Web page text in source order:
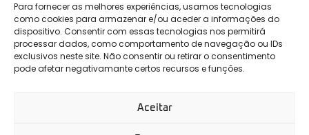
Para fornecer as melhores experiências, usamos tecnologias
como cookies para armazenar e/ou aceder a informações do
dispositivo. Consentir com essas tecnologias nos permitirá
processar dados, como comportamento de navegação ou IDs
exclusivos neste site. Não consentir ou retirar o consentimento
pode afetar negativamante certos recursos e funções.
Aceitar
912 009 740 (Chamada para rede móvel nacional)
geral@securityworld.pt